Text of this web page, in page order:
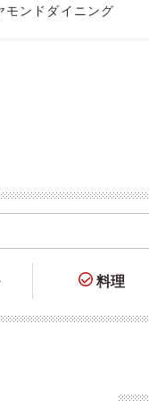
モンドダイニング
料理